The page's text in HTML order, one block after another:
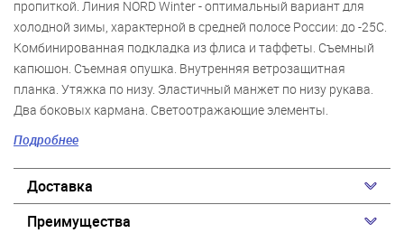
пропиткой. Линия NORD Winter - оптимальный вариант для
холодной зимы, характерной в средней полосе России: до -25С.
Комбинированная подкладка из флиса и таффеты. Съемный
капюшон. Съемная опушка. Внутренняя ветрозащитная
планка. Утяжка по низу. Эластичный манжет по низу рукава.
Два боковых кармана. Светоотражающие элементы.
*температурный режим является рекомендованным,
необходимо учитывать уровень активности ребенка и
многослойность поддевочной одежды (термобелье, флис).
Подробнее
Доставка
Преимущества